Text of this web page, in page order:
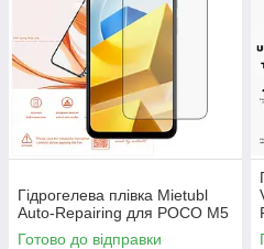
Гідрогелева плівка Mietubl
Auto-Repairing для POCO M5
Готово до відправки